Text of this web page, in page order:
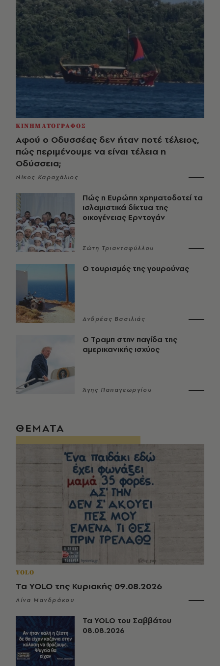
ΚΙΝΗΜΑΤΟΓΡΑΦΟΣ
Αφού ο Οδυσσέας δεν ήταν ποτέ τέλειος,
πώς περιμένουμε να είναι τέλεια η
Οδύσσεια;
Νίκος Καραχάλιος
Πώς η Ευρώπη χρηματοδοτεί τα
ισλαμιστικά δίκτυα της
οικογένειας Ερντογάν
Σώτη Τριανταφύλλου
Ο τουρισμός της γουρούνας
Ανδρέας Βασιλιάς
Ο Τραμπ στην παγίδα της
αμερικανικής ισχύος
Άγης Παπαγεωργίου
ΘΕΜΑΤΑ
YOLO
Τα YOLO της Κυριακής 09.08.2026
Λίνα Μανδράκου
Τα YOLO του Σαββάτου
08.08.2026